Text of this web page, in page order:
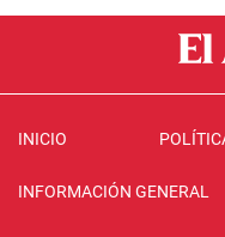
INICIO
INFORMACIÓN GENERAL